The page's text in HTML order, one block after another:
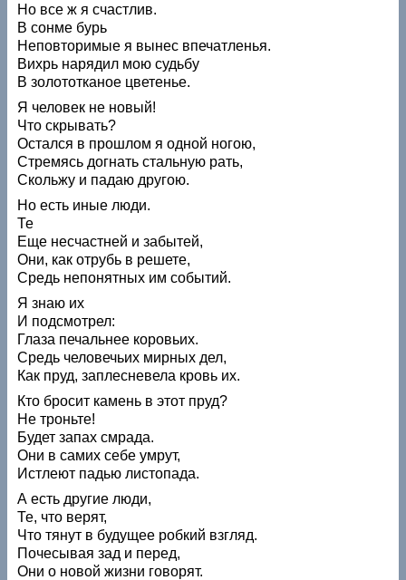
Но все ж я счастлив.
В сонме бурь
Неповторимые я вынес впечатленья.
Вихрь нарядил мою судьбу
В золототканое цветенье.
Я человек не новый!
Что скрывать?
Остался в прошлом я одной ногою,
Стремясь догнать стальную рать,
Скольжу и падаю другою.
Но есть иные люди.
Те
Еще несчастней и забытей,
Они, как отрубь в решете,
Средь непонятных им событий.
Я знаю их
И подсмотрел:
Глаза печальнее коровьих.
Средь человечьих мирных дел,
Как пруд, заплесневела кровь их.
Кто бросит камень в этот пруд?
Не троньте!
Будет запах смрада.
Они в самих себе умрут,
Истлеют падью листопада.
А есть другие люди,
Те, что верят,
Что тянут в будущее робкий взгляд.
Почесывая зад и перед,
Они о новой жизни говорят.